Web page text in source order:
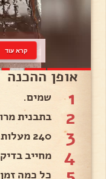
קרא עוד
אופן ההכנה
1 שמים.
2 בתבנית
3 240 מעלות.
4 מחייב
כל כמה